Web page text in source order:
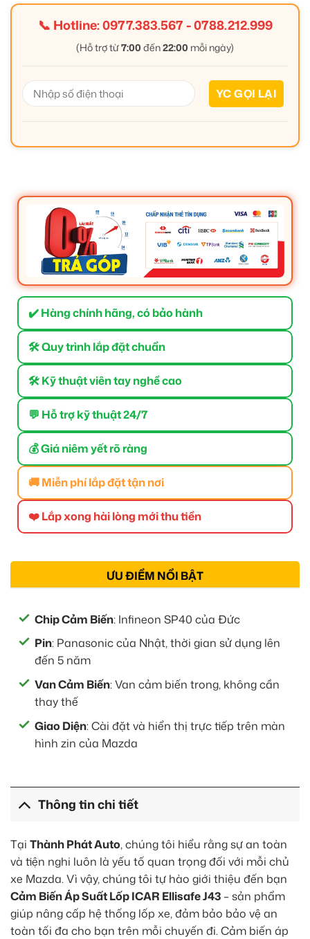
📞 Hotline:0977.383.567-0788.212.999
(Hỗ trợ từ7:00 đến22:00 mỗi ngày)
✔️ Hàng chính hãng, có bảo hành
🛠 Quy trình lắp đặt chuẩn
🛠 Kỹ thuật viên tay nghề cao
💬 Hỗ trợ kỹ thuật 24/7
💰 Giá niêm yết rõ ràng
🚚 Miễn phí lắp đặt tận nơi
❤️ Lắp xong hài lòng mới thu tiền
ƯU ĐIỂM NỔI BẬT
Chip Cảm Biến: Infineon SP40 của Đức
Pin: Panasonic của Nhật, thời gian sử dụng lên
đến 5 năm
Van Cảm Biến: Van cảm biến trong, không cần
thay thế
Giao Diện: Cài đặt và hiển thị trực tiếp trên màn
hình zin của Mazda
Thông tin chi tiết
Tại Thành Phát Auto, chúng tôi hiểu rằng sự an toàn
và tiện nghi luôn là yếu tố quan trọng đối với mỗi chủ
xe Mazda. Vì vậy, chúng tôi tự hào giới thiệu đến bạn
Cảm Biến Áp Suất Lốp ICAR Ellisafe J43 – sản phẩm
giúp nâng cấp hệ thống lốp xe, đảm bảo bảo vệ an
toàn tối đa cho bạn trên mỗi chuyến đi. Cảm biến áp